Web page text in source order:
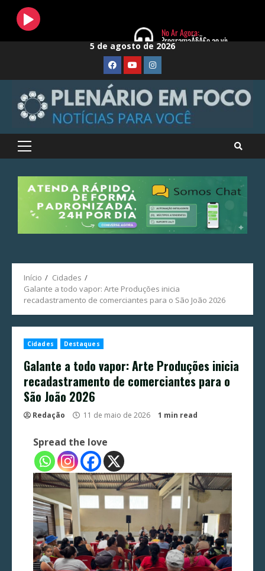
Skip
5 de agosto de 2026
FaceBook
YoutubeInstagram
Primary
Início
Cidades
Galante a todo vapor: Arte Produções inicia
recadastramento de comerciantes para o São João 2026
Cidades Destaques
Galante a todo vapor: Arte Produções inicia
recadastramento de comerciantes para o
São João 2026
Redação 11 de maio de 2026 1 min read
Spread the love